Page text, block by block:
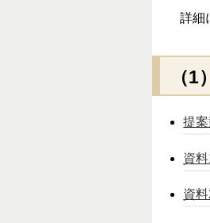
詳細
（1
提
資
資